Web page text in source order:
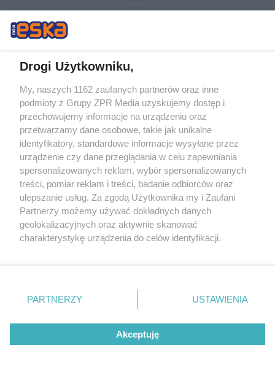
Żaden utwór zamieszczony w serwisie nie może być powielany i
rozpowszechniany lub dalej rozpowszechniany w jakikolwiek sposób (w
tym także elektroniczny lub mechaniczny) na jakimkolwiek polu
eksploatacji w jakiejkolwiek formie, włącznie z umieszczaniem w
Internecie bez pisemnej zgody właściciela praw. Jakiekolwiek użycie lub
wykorzystanie utworów w całości lub w części z naruszeniem prawa,
tzn. bez właściwej zgody, jest zabronione pod groźbą kary i może być
ścigane prawnie.
© 2026 Grupa ZPR Media
Drogi Użytkowniku,
My, naszych 1162 zaufanych partnerów oraz inne
podmioty z Grupy ZPR Media uzyskujemy dostęp i
przechowujemy informacje na urządzeniu oraz
przetwarzamy dane osobowe, takie jak unikalne
identyfikatory, standardowe informacje wysyłane przez
urządzenie czy dane przeglądania w celu zapewniania
spersonalizowanych reklam, wybór spersonalizowanych
treści, pomiar reklam i treści, badanie odbiorców oraz
ulepszanie usług. Za zgodą Użytkownika my i Zaufani
Partnerzy możemy używać dokładnych danych
geolokalizacyjnych oraz aktywnie skanować
charakterystykę urządzenia do celów identyfikacji.
zmienić/wycofać klikając przycisk ustawień prywatności
znajdujący się w lewym dolnym rogu strony
rodzaje przetwarzania danych nie wymagają zgody
użytkownika, ale masz prawo sprzeciwić się takiemu
przetwarzaniu. Preferencje będą miały zastosowanie tylko
PARTNERZY USTAWIENIA
Akceptuję